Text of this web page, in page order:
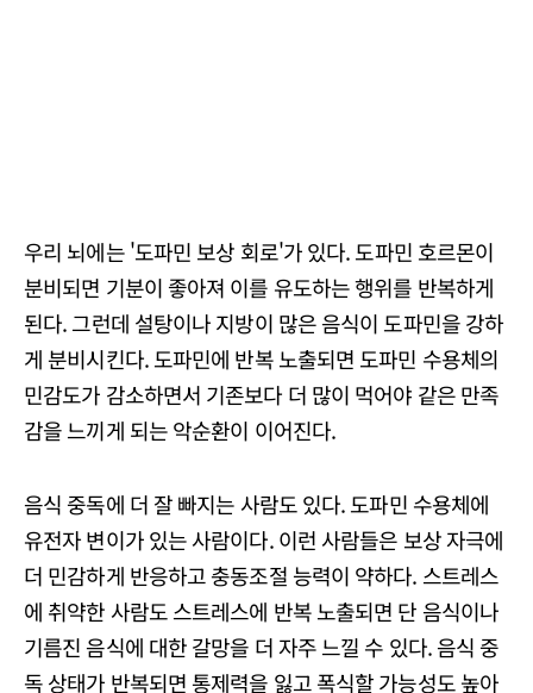
우리 뇌에는 '도파민 보상 회로'가 있다. 도파민 호르몬이
분비되면 기분이 좋아져 이를 유도하는 행위를 반복하게
된다. 그런데 설탕이나 지방이 많은 음식이 도파민을 강하
게 분비시킨다. 도파민에 반복 노출되면 도파민 수용체의
민감도가 감소하면서 기존보다 더 많이 먹어야 같은 만족
감을 느끼게 되는 악순환이 이어진다.
음식 중독에 더 잘 빠지는 사람도 있다. 도파민 수용체에
유전자 변이가 있는 사람이다. 이런 사람들은 보상 자극에
더 민감하게 반응하고 충동조절 능력이 약하다. 스트레스
에 취약한 사람도 스트레스에 반복 노출되면 단 음식이나
기름진 음식에 대한 갈망을 더 자주 느낄 수 있다. 음식 중
독 상태가 반복되면 통제력을 잃고 폭식할 가능성도 높아